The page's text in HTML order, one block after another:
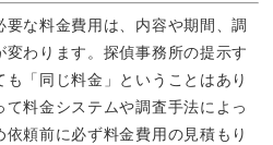
要な料金費用は、内容や期間、調
わります。探偵事務所の提示す
「同じ料金」ということはあり
料金システムや調査手法によっ
頼前に必ず料金費用の見積もり